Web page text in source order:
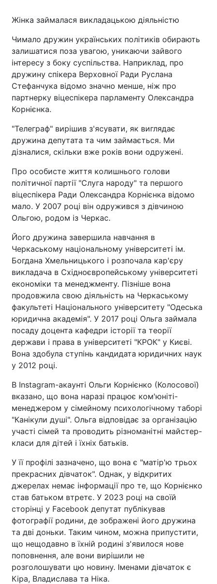
Жінка займалася викладацькою діяльністю
Чимало дружин українських політиків обирають
залишатися поза увагою, уникаючи зайвого
інтересу з боку суспільства. Наприклад, про
дружину спікера Верховної Ради Руслана
Стефанчука відомо значно менше, ніж про
партнерку віцеспікера парламенту Олександра
Корнієнка.
"Телеграф" вирішив з'ясувати, як виглядає
дружина депутата та чим займається. Ми
дізналися, скільки вже років вони одружені.
Про особисте життя колишнього голови
політичної партії "Слуга народу" та першого
віцеспікера Ради Олександра Корнієнка відомо
мало. У 2007 році він одружився з дівчиною
Ольгою, родом із Черкас.
Його дружина завершила навчання в
Черкаському національному університеті ім.
Богдана Хмельницького і розпочала кар'єру
викладача в Східноєвропейському університеті
економіки та менеджменту. Пізніше вона
продовжила свою діяльність на Черкаському
факультеті Національного університету "Одеська
юридична академія". У 2017 році Ольга займала
посаду доцента кафедри історії та теорії
держави і права в університеті "КРОК" у Києві.
Вона здобула ступінь кандидата юридичних наук
у 2012 році.
В Instagram-акаунті Ольги Корнієнко (Колосової)
вказано, що вона наразі працює ком'юніті-
менеджером у сімейному психологічному таборі
"Канікули душі". Ольга відповідає за організацію
участі сімей та проводить різноманітні майстер-
класи для дітей і їхніх батьків.
У її профілі зазначено, що вона є "матір'ю трьох
прекрасних дівчаток". Однак, у відкритих
джерелах немає інформації про те, що Корнієнко
став батьком втретє. У 2023 році на своїй
сторінці у Facebook депутат публікував
фотографії родини, де зображені його дружина
та дві доньки. Таким чином, можна припустити,
що нещодавно в їхній родині з'явилося нове
поповнення, але вони вирішили не
розголошувати цю новину. Іменами дівчаток є
Кіра, Владислава та Ніка.